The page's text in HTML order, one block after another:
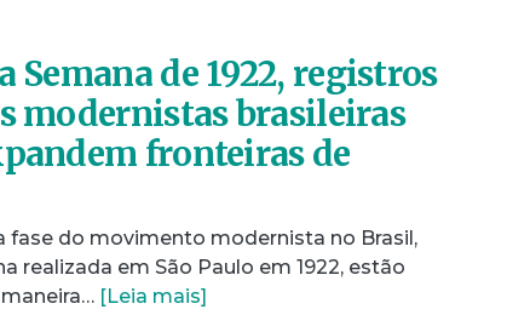
Semana de 1922, registros
modernistas brasileiras
fronteiras de
fase do movimento modernista no Brasil,
realizada em São Paulo em 1922, estão
[Leia mais]